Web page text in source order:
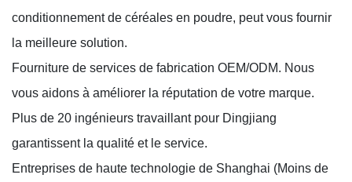
conditionnement de céréales en poudre, peut vous fournir
la meilleure solution.
Fourniture de services de fabrication OEM/ODM. Nous
vous aidons à améliorer la réputation de votre marque.
Plus de 20 ingénieurs travaillant pour Dingjiang
garantissent la qualité et le service.
Entreprises de haute technologie de Shanghai (Moins de